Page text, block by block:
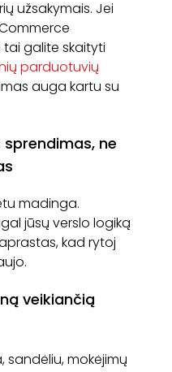
užsakymais. Jei
galite skaityti
parduotuvių
auga kartu su
ne
madinga.
jūsų verslo logiką
kad rytoj
veikiančią
sandėliu, mokėjimų